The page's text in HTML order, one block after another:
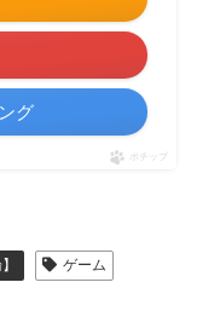
グ
ポチップ
ゲーム